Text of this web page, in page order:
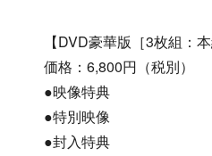
【DVD豪華版［3枚組：
価格：6,800円（税別）
●映像特典
●特別映像
●封入特典